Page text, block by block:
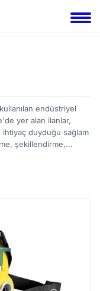
endüstriyel
yer alan ilanlar,
ihtiyaç duyduğu sağlam
şekillendirme,
çeşitli ekipmanları
kolaylık gibi
farklı satıcıların
uygun